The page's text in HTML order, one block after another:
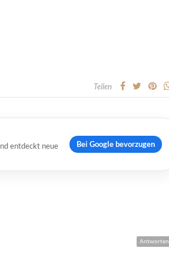
Teilen
entdeckt neue
Bei Google bevorzugen
Antworten